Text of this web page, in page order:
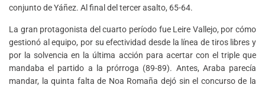
conjunto de Yáñez. Al final del tercer asalto, 65-64.
La gran protagonista del cuarto período fue Leire Vallejo, por cómo
gestionó al equipo, por su efectividad desde la línea de tiros libres y
por la solvencia en la última acción para acertar con el triple que
mandaba el partido a la prórroga (89-89). Antes, Araba parecía
mandar, la quinta falta de Noa Romaña dejó sin el concurso de la